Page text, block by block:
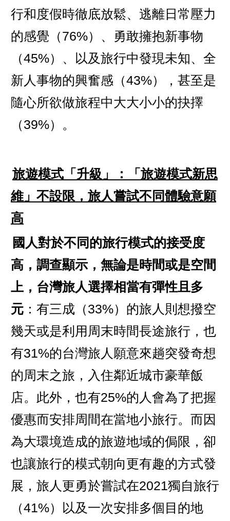
行和度假時徹底放鬆、逃離日常壓力
的感覺（76%）、勇敢擁抱新事物
（45%）、以及旅行中發現未知、全
新人事物的興奮感（43%），甚至是
隨心所欲做旅程中大大小小的抉擇
（39%）。
旅遊模式「升級」：「旅遊模式新思
維」不設限，旅人嘗試不同體驗意願
高
國人對於不同的旅行模式的接受度
高，調查顯示，無論是時間或是空間
上，台灣旅人選擇相當有彈性且多
元 ：有三成（33%）的旅人則想撥空
幾天或是利用周末時間長途旅行，也
有31%的台灣旅人願意來趟突發奇想
的周末之旅，入住鄰近城市豪華飯
店。此外，也有25%的人會為了把握
優惠而安排周間在當地小旅行。而因
為大環境造成的旅遊地域的侷限，卻
也讓旅行的模式朝向更有趣的方式發
展，旅人更勇於嘗試在2021獨自旅行
（41%）以及一次安排多個目的地